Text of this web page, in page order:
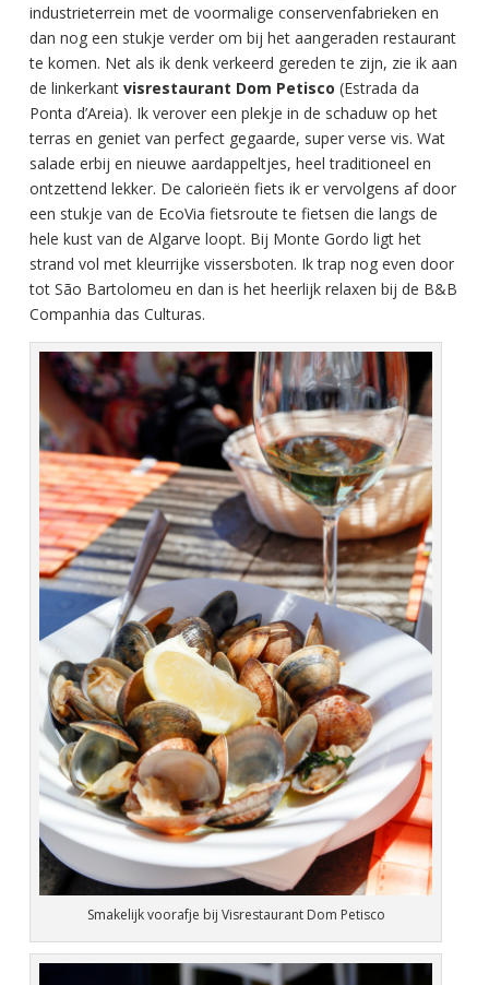
industrieterrein met de voormalige conservenfabrieken en
dan nog een stukje verder om bij het aangeraden restaurant
te komen. Net als ik denk verkeerd gereden te zijn, zie ik aan
de linkerkant visrestaurant Dom Petisco (Estrada da
Ponta d’Areia). Ik verover een plekje in de schaduw op het
terras en geniet van perfect gegaarde, super verse vis. Wat
salade erbij en nieuwe aardappeltjes, heel traditioneel en
ontzettend lekker. De calorieën fiets ik er vervolgens af door
een stukje van de EcoVia fietsroute te fietsen die langs de
hele kust van de Algarve loopt. Bij Monte Gordo ligt het
strand vol met kleurrijke vissersboten. Ik trap nog even door
tot São Bartolomeu en dan is het heerlijk relaxen bij de B&B
Companhia das Culturas.
Smakelijk voorafje bij Visrestaurant Dom Petisco